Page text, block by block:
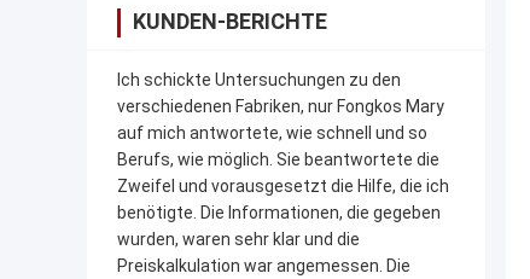
KUNDEN-BERICHTE
Ich schickte Untersuchungen zu den
verschiedenen Fabriken, nur Fongkos Mary
auf mich antwortete, wie schnell und so
Berufs, wie möglich. Sie beantwortete die
Zweifel und vorausgesetzt die Hilfe, die ich
benötigte. Die Informationen, die gegeben
wurden, waren sehr klar und die
Preiskalkulation war angemessen. Die